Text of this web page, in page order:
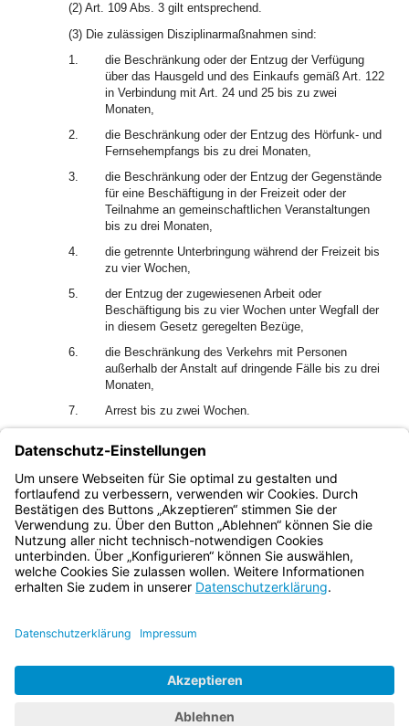
(2) Art. 109 Abs. 3 gilt entsprechend.
(3) Die zulässigen Disziplinarmaßnahmen sind:
1.
die Beschränkung oder der Entzug der Verfügung
über das Hausgeld und des Einkaufs gemäß Art. 122
in Verbindung mit Art. 24 und 25 bis zu zwei
Monaten,
2.
die Beschränkung oder der Entzug des Hörfunk- und
Fernsehempfangs bis zu drei Monaten,
3.
die Beschränkung oder der Entzug der Gegenstände
für eine Beschäftigung in der Freizeit oder der
Teilnahme an gemeinschaftlichen Veranstaltungen
bis zu drei Monaten,
4.
die getrennte Unterbringung während der Freizeit bis
zu vier Wochen,
5.
der Entzug der zugewiesenen Arbeit oder
Beschäftigung bis zu vier Wochen unter Wegfall der
in diesem Gesetz geregelten Bezüge,
6.
die Beschränkung des Verkehrs mit Personen
außerhalb der Anstalt auf dringende Fälle bis zu drei
Monaten,
7.
Arrest bis zu zwei Wochen.
(4) Art. 110 Abs. 2 und 3, Art. 111 bis 114 gelten
entsprechend mit der Maßgabe, dass die Höchstfrist der
Aussetzung zur Bewährung nach Art. 111 Abs. 2 drei
Monate beträgt.
Bayern.de
BayernPortal
Impressum